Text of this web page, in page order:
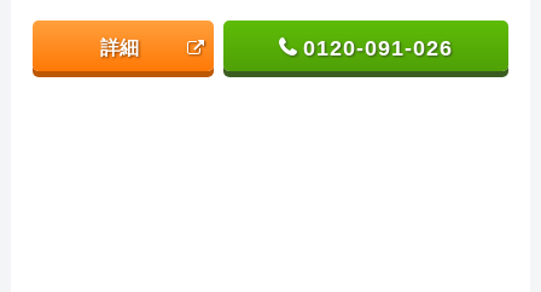
詳細 0120-091-026